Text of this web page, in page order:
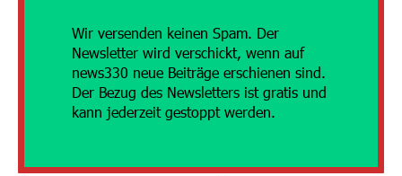
Wir versenden keinen Spam. Der
Newsletter wird verschickt, wenn auf
news330 neue Beiträge erschienen sind.
Der Bezug des Newsletters ist gratis und
kann jederzeit gestoppt werden.
Energie